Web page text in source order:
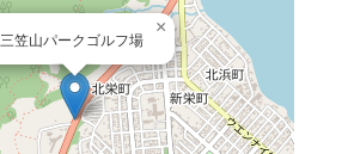
三笠山パークゴルフ場
×